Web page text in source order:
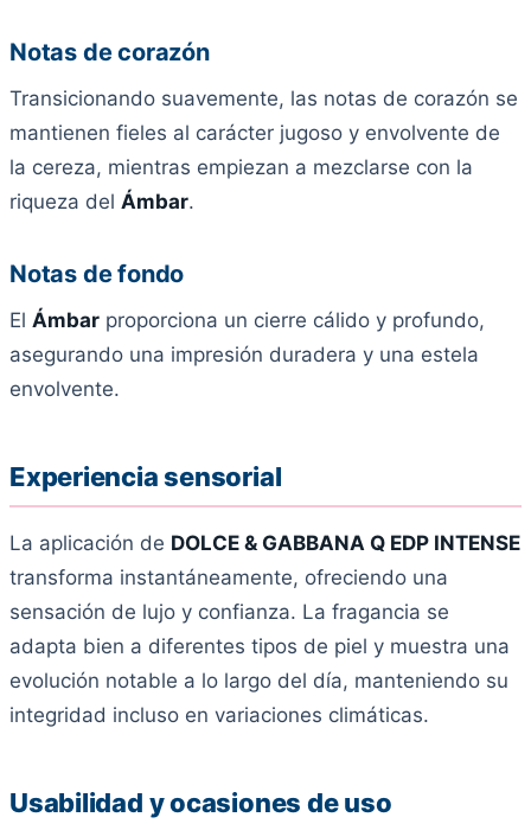
Notas de corazón
Transicionando suavemente, las notas de corazón se
mantienen fieles al carácter jugoso y envolvente de
la cereza, mientras empiezan a mezclarse con la
riqueza del Ámbar.
Notas de fondo
El Ámbar proporciona un cierre cálido y profundo,
asegurando una impresión duradera y una estela
envolvente.
Experiencia sensorial
La aplicación de DOLCE & GABBANA Q EDP INTENSE
transforma instantáneamente, ofreciendo una
sensación de lujo y confianza. La fragancia se
adapta bien a diferentes tipos de piel y muestra una
evolución notable a lo largo del día, manteniendo su
integridad incluso en variaciones climáticas.
Usabilidad y ocasiones de uso